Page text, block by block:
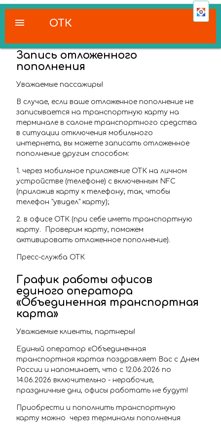
ОТК
menu
Запись отложенного
пополнения
Уважаемые пассажиры!
В случае, если ваше отложенное пополнение не
записывается на транспортную карту на
терминале в салоне транспортного средства
в ситуации отключения мобильного
интернета, вы можете записать отложенное
пополнение другим способом:
1. через мобильное приложение ОТК на личном
устройстве (телефоне) с включенным NFC
(приложив карту к телефону, так, чтобы
телефон "увидел" карту);
2. в офисе ОТК (при себе иметь транспортную
карту. Проверим карту, поможем
активировать отложенное пополнение).
Пресс-служба ОТК
График работы офисов
единого оператора
«Объединенная транспортная
карта»
Уважаемые клиенты, партнеры!
Единый оператор «Объединенная
транспортная карта» поздравляет Вас с Днем
России и напоминает, что с 12.06.2026 по
14.06.2026 включительно - нерабочие,
праздничные дни, офисы работать не будут!
Приобрести и пополнить транспортную
карту можно через терминалы пополнения